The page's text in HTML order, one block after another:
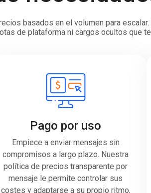
basados en el volumen para
de plataforma ni cargos ocultos que
Pago por uso
Empiece a enviar mensajes sin
compromisos a largo plazo. Nuestra
política de precios transparente por
mensaje le permite controlar sus
costes y adaptarse a su propio ritmo,